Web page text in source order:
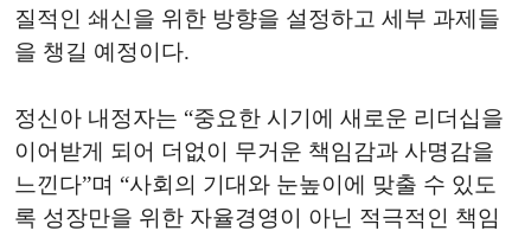
질적인 쇄신을 위한 방향을 설정하고 세부 과제들
을 챙길 예정이다.
정신아 내정자는 “중요한 시기에 새로운 리더십을
이어받게 되어 더없이 무거운 책임감과 사명감을
느낀다”며 “사회의 기대와 눈높이에 맞출 수 있도
록 성장만을 위한 자율경영이 아닌 적극적인 책임